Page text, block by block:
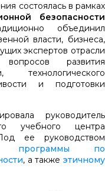
состоялась в рамках
безопасности
объединил
власти, бизнеса,
экспертов отрасли
развития
технологического
и подготовки
руководитель
учебного центра
ее руководством
программы по
, а такжеэтичному